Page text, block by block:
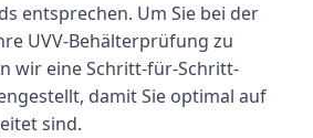
entsprechen. Um Sie bei der
UVV-Behälterprüfung zu
wir eine Schritt-für-Schritt-
damit Sie optimal auf
sind.